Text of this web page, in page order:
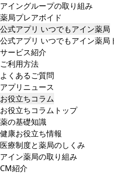
アイングループの取り組み
薬局プレアボイド
公式アプリ いつでもアイン薬局
公式アプリ いつでもアイン薬局
サービス紹介
ご利用方法
よくあるご質問
アプリニュース
お役立ちコラム
お役立ちコラムトップ
薬の基礎知識
健康お役立ち情報
医療制度と薬局のしくみ
アイン薬局の取り組み
CM紹介